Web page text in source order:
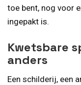
toe bent, nog voor
ingepakt is.
Kwetsbare
anders
Een schilderij, een